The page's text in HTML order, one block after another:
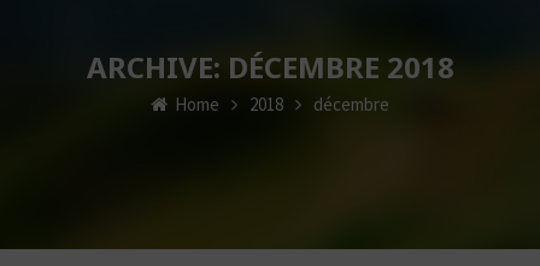
ARCHIVE: DÉCEMBRE 2018
Home 2018 décembre